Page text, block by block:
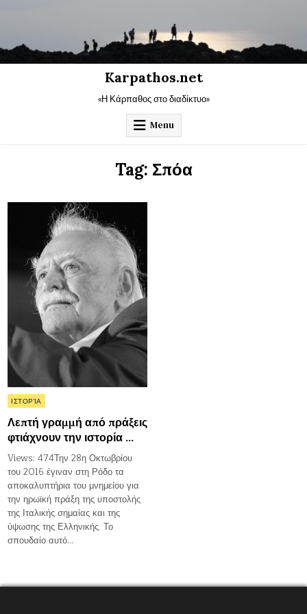
Karpathos.net
«Η Κάρπαθος στο διαδίκτυο»
Menu
Tag: Σπόα
Posted
ΙΣΤΟΡΊΑ
Λεπτή γραμμή από πράξεις
φτιάχνουν την ιστορία …
Views: 474Την 28η Οκτωβρίου
του 2016 έγιναν στη Ρόδο τα
αποκαλυπτήρια του μνημείου για
την ηρωϊκή πράξη της υποστολής
της Ιταλικής σημαίας και της
ύψωσης της Ελληνικής. Το
σπουδαίο αυτό…